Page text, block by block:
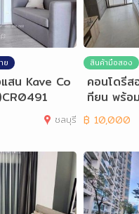
ย
สน Kave Co
ชลบุรี
สินค้ามือสอง
คอนโดรีส
ทียน พร้อ
฿ 10,000